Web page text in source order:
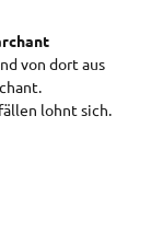
von dort aus
lohnt sich.